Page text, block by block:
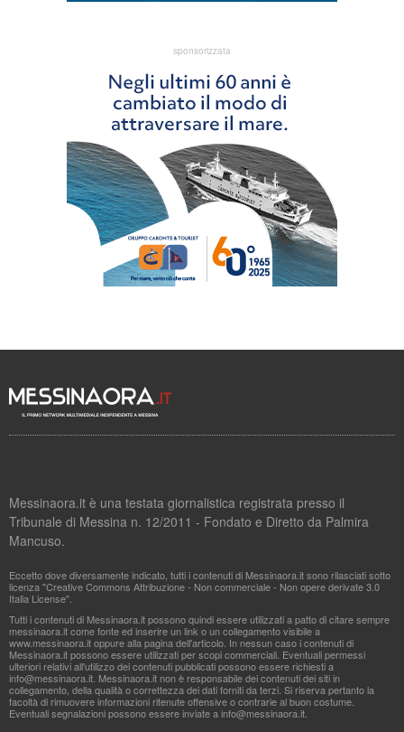
sponsorizzata
Messinaora.it è una testata giornalistica registrata presso il
Tribunale di Messina n. 12/2011 - Fondato e Diretto da Palmira
Mancuso.
Eccetto dove diversamente indicato, tutti i contenuti di Messinaora.it sono rilasciati sotto
licenza "Creative Commons Attribuzione - Non commerciale - Non opere derivate 3.0
Italia License".
Tutti i contenuti di Messinaora.it possono quindi essere utilizzati a patto di citare sempre
messinaora.it come fonte ed inserire un link o un collegamento visibile a
www.messinaora.it oppure alla pagina dell'articolo. In nessun caso i contenuti di
Messinaora.it possono essere utilizzati per scopi commerciali. Eventuali permessi
ulteriori relativi all'utilizzo dei contenuti pubblicati possono essere richiesti a
info@messinaora.it . Messinaora.it non è responsabile dei contenuti dei siti in
collegamento, della qualità o correttezza dei dati forniti da terzi. Si riserva pertanto la
facoltà di rimuovere informazioni ritenute offensive o contrarie al buon costume.
Eventuali segnalazioni possono essere inviate ainfo@messinaora.it